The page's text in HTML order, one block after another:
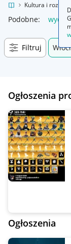
Kultura i
Podobne:
Filtruj
Ogłoszenia
Ogłoszenia